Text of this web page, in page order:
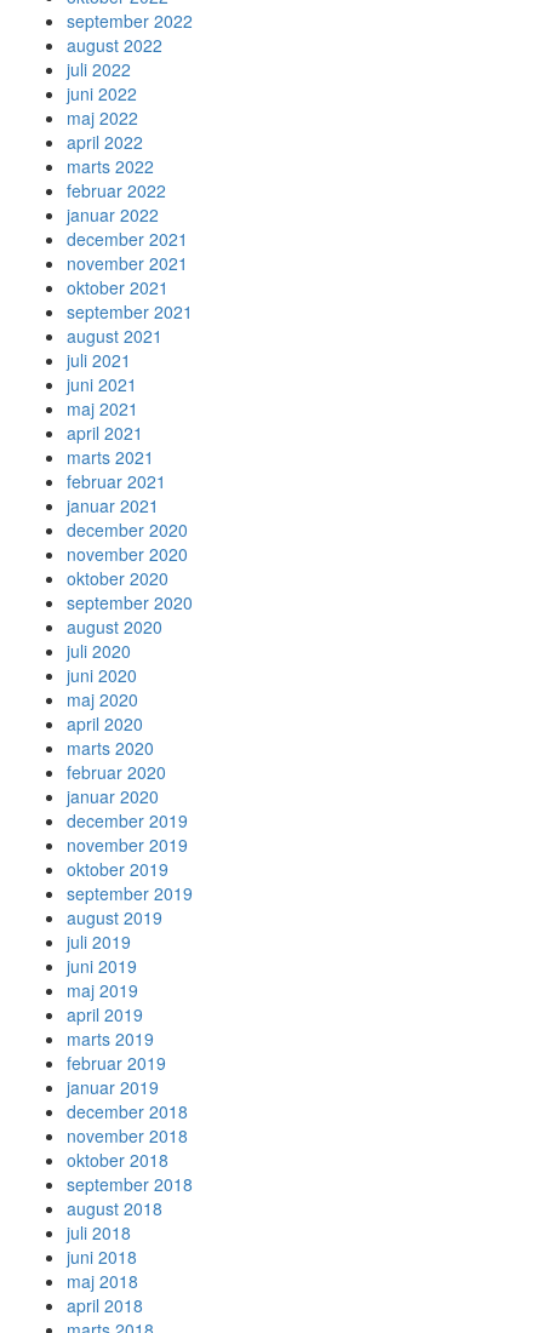
september 2022
august 2022
juli 2022
juni 2022
maj 2022
april 2022
marts 2022
februar 2022
januar 2022
december 2021
november 2021
oktober 2021
september 2021
august 2021
juli 2021
juni 2021
maj 2021
april 2021
marts 2021
februar 2021
januar 2021
december 2020
november 2020
oktober 2020
september 2020
august 2020
juli 2020
juni 2020
maj 2020
april 2020
marts 2020
februar 2020
januar 2020
december 2019
november 2019
oktober 2019
september 2019
august 2019
juli 2019
juni 2019
maj 2019
april 2019
marts 2019
februar 2019
januar 2019
december 2018
november 2018
oktober 2018
september 2018
august 2018
juli 2018
juni 2018
maj 2018
april 2018